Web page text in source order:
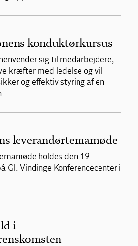
konduktørkursus
sig til medarbejdere,
kræfter med ledelse og vil
og effektiv styring af en
leverandørtemamøde
holdes den 19.
Gl. Vindinge Konferencecenter i
i